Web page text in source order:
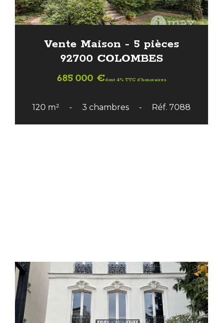
Vente Maison - 5 pièces
92700 COLOMBES
685 000 €dont 4% TTC d'honoraires
120 m² 3 chambres Réf. 7088